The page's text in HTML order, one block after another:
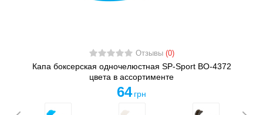
Отзывы (0)
Капа боксерская одночелюстная SP-Sport BO-4372
цвета в ассортименте
64 грн